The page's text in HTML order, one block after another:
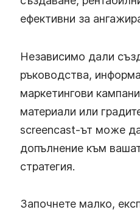
ефективни за
Независимо дали
ръководства,
маркетингови
материали или
screencast-ът може
допълнение към
стратегия.
Започнете малко,